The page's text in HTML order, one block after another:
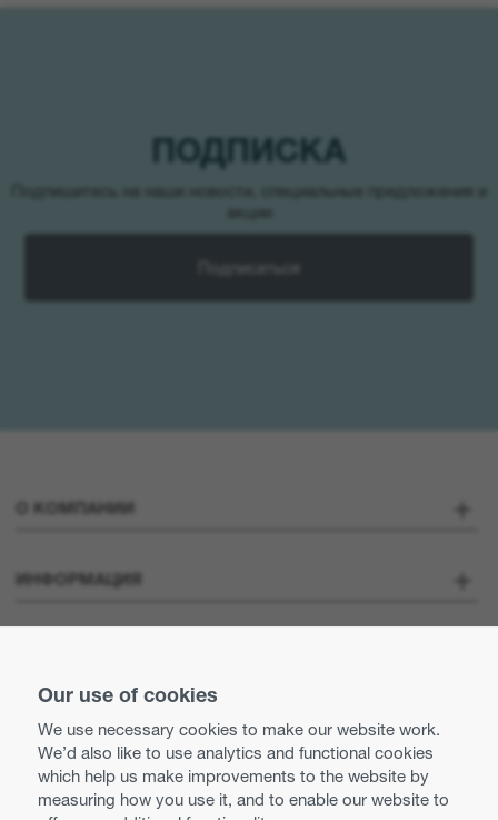
Our use of cookies
We use necessary cookies to make our website work.
We’d also like to use analytics and functional cookies
which help us make improvements to the website by
measuring how you use it, and to enable our website to
ПОДПИСКА
Подпишитесь на наши новости, специальные предложения и
Подписаться
О КОМПАНИИ
О Компании
Пресса о нас
Нормы деловой практики и этики
Равные возможности
ИНФОРМАЦИЯ
Свяжитесь с нами
Использование Cookies